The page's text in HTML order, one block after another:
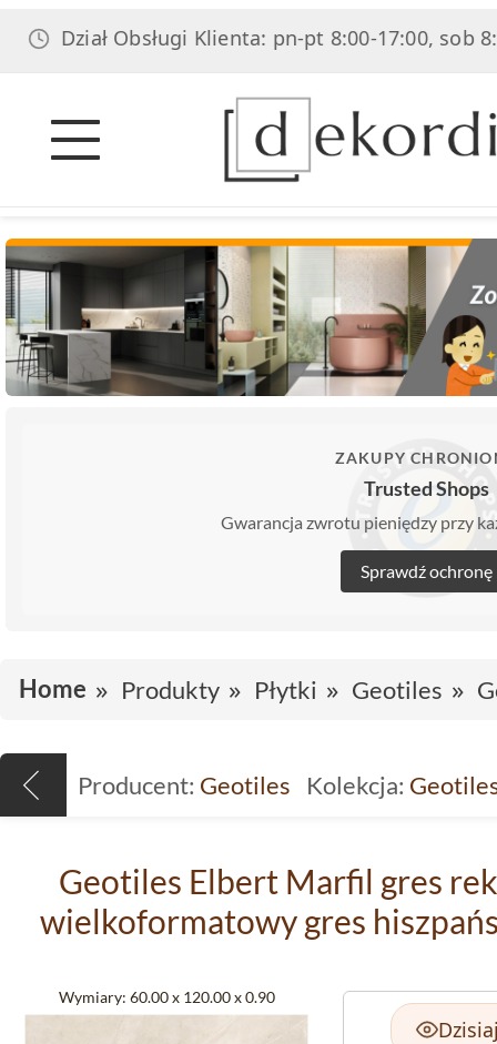
Obsługi Klienta: pn-pt 8:00-17:00, sob 8:00-14:00
ZAKUPY
Trusted Shops
Gwarancja zwrotu pieniędzy przy
Sprawdź ochronę
Home Produkty Płytki Geotiles
Producent: Geotiles Kolekcja:
Geotiles Elbert Marfil gres
wielkoformatowy gres
Wymiary: 60.00 x 120.00 x 0.90